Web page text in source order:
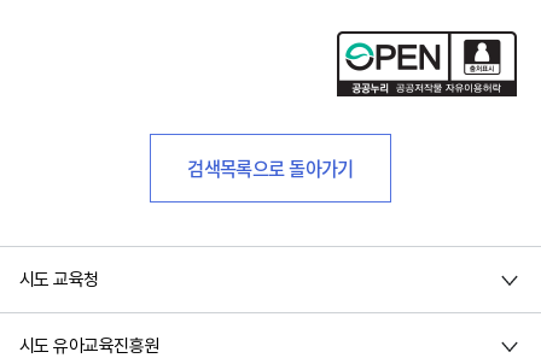
검색목록으로 돌아가기
시도 교육청
시도 유아교육진흥원